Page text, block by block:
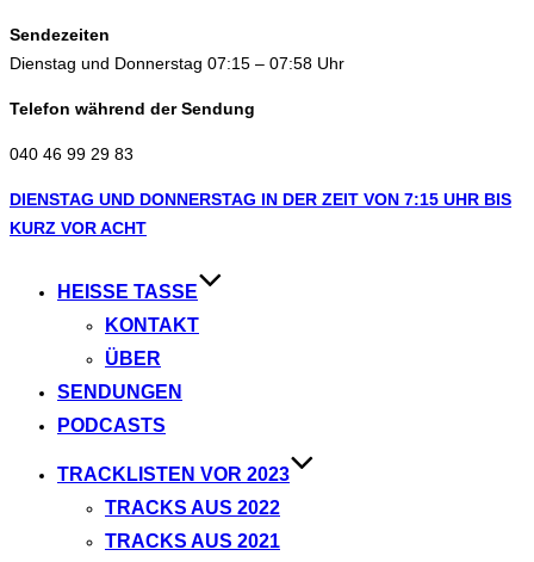
Sendezeiten
Dienstag und Donnerstag 07:15 – 07:58 Uhr
Telefon während der Sendung
040 46 99 29 83
Zum
Inhalt
DIENSTAG UND DONNERSTAG IN DER ZEIT VON 7:15 UHR BIS
KURZ VOR ACHT
HEISSE TASSE
KONTAKT
ÜBER
SENDUNGEN
PODCASTS
TRACKLISTEN VOR 2023
TRACKS AUS 2022
TRACKS AUS 2021